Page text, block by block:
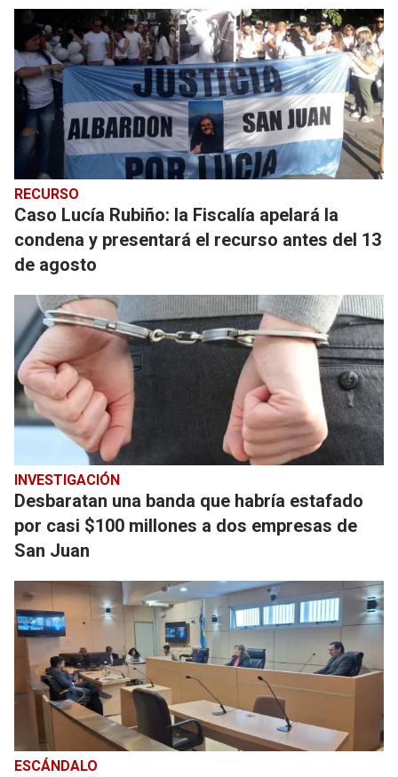
RECURSO
Caso Lucía Rubiño: la Fiscalía apelará la
condena y presentará el recurso antes del 13
de agosto
INVESTIGACIÓN
Desbaratan una banda que habría estafado
por casi $100 millones a dos empresas de
San Juan
ESCÁNDALO